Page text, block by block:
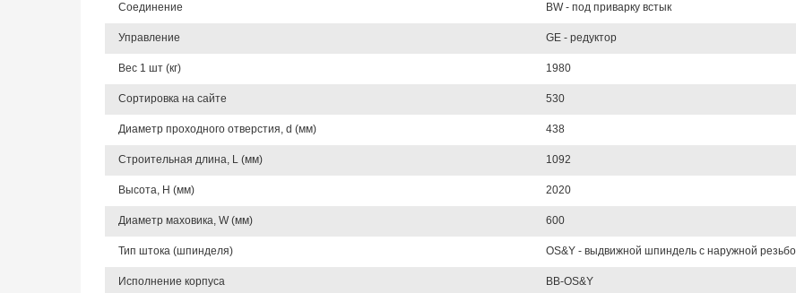
Соединение BW - под приварку встык
Управление GE - редуктор
Вес 1 шт (кг) 1980
Сортировка на сайте 530
Диаметр проходного отверстия, d (мм) 438
Строительная длина, L (мм) 1092
Высота, Н (мм) 2020
Диаметр маховика, W (мм) 600
Тип штока (шпинделя) OS&Y - выдвижной шпиндель с наружной
Исполнение корпуса BB-OS&Y